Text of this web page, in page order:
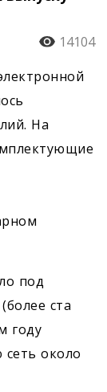
14104
На
под
ста
году
сеть около